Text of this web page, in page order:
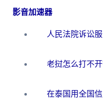
影音加速器